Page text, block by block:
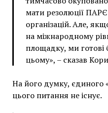
мати резолюції
організацій. Але,
на міжнародному
площадку, ми готові
цьому», – сказав
На його думку, єдиного
цього питання не існує.